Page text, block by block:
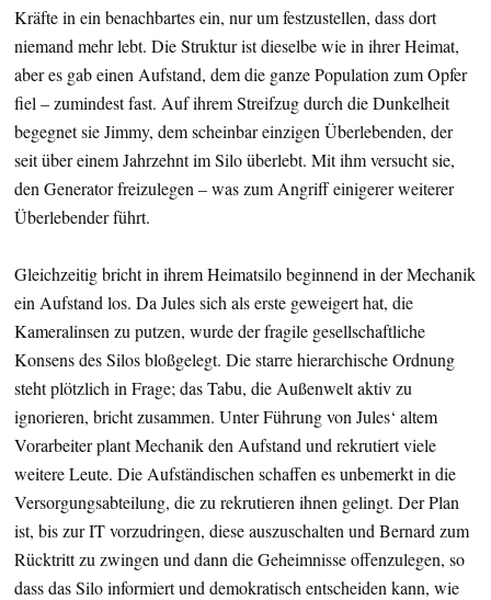
Kräfte in ein benachbartes ein, nur um festzustellen, dass dort
niemand mehr lebt. Die Struktur ist dieselbe wie in ihrer Heimat,
aber es gab einen Aufstand, dem die ganze Population zum Opfer
fiel – zumindest fast. Auf ihrem Streifzug durch die Dunkelheit
begegnet sie Jimmy, dem scheinbar einzigen Überlebenden, der
seit über einem Jahrzehnt im Silo überlebt. Mit ihm versucht sie,
den Generator freizulegen – was zum Angriff einigerer weiterer
Überlebender führt.
Gleichzeitig bricht in ihrem Heimatsilo beginnend in der Mechanik
ein Aufstand los. Da Jules sich als erste geweigert hat, die
Kameralinsen zu putzen, wurde der fragile gesellschaftliche
Konsens des Silos bloßgelegt. Die starre hierarchische Ordnung
steht plötzlich in Frage; das Tabu, die Außenwelt aktiv zu
ignorieren, bricht zusammen. Unter Führung von Jules‘ altem
Vorarbeiter plant Mechanik den Aufstand und rekrutiert viele
weitere Leute. Die Aufständischen schaffen es unbemerkt in die
Versorgungsabteilung, die zu rekrutieren ihnen gelingt. Der Plan
ist, bis zur IT vorzudringen, diese auszuschalten und Bernard zum
Rücktritt zu zwingen und dann die Geheimnisse offenzulegen, so
dass das Silo informiert und demokratisch entscheiden kann, wie